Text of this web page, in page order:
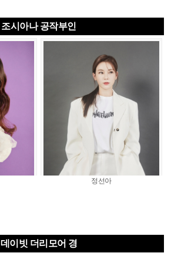
조시아나 공작부인
정선아
데이빗 더리모어 경